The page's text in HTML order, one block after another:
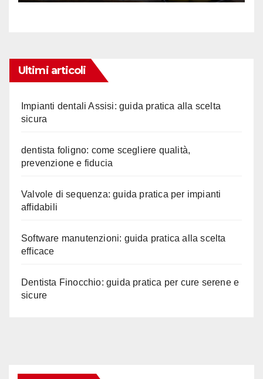
Ultimi articoli
Impianti dentali Assisi: guida pratica alla scelta
sicura
dentista foligno: come scegliere qualità,
prevenzione e fiducia
Valvole di sequenza: guida pratica per impianti
affidabili
Software manutenzioni: guida pratica alla scelta
efficace
Dentista Finocchio: guida pratica per cure serene e
sicure